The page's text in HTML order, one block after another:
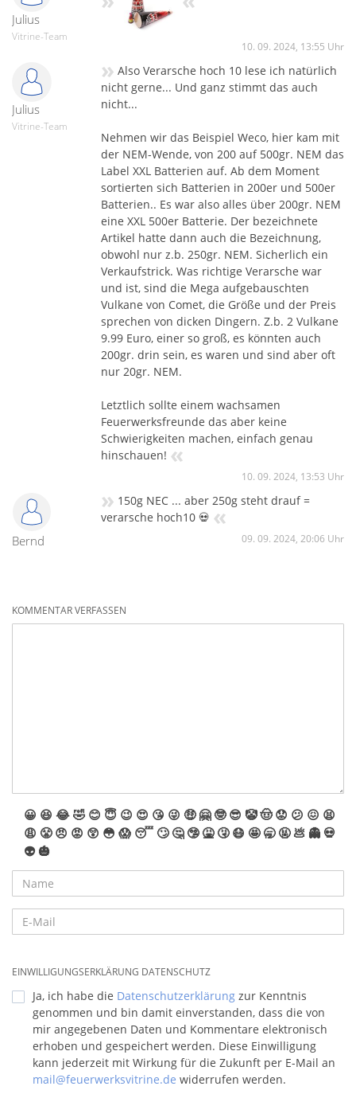
Julius
Vitrine-Team
10. 09. 2024, 13:55 Uhr
Julius
Vitrine-Team
» Also Verarsche hoch 10 lese ich natürlich
nicht gerne... Und ganz stimmt das auch
nicht...
Nehmen wir das Beispiel Weco, hier kam mit
der NEM-Wende, von 200 auf 500gr. NEM das
Label XXL Batterien auf. Ab dem Moment
sortierten sich Batterien in 200er und 500er
Batterien.. Es war also alles über 200gr. NEM
eine XXL 500er Batterie. Der bezeichnete
Artikel hatte dann auch die Bezeichnung,
obwohl nur z.b. 250gr. NEM. Sicherlich ein
Verkaufstrick. Was richtige Verarsche war
und ist, sind die Mega aufgebauschten
Vulkane von Comet, die Größe und der Preis
sprechen von dicken Dingern. Z.b. 2 Vulkane
9.99 Euro, einer so groß, es könnten auch
200gr. drin sein, es waren und sind aber oft
nur 20gr. NEM.
Letztlich sollte einem wachsamen
Feuerwerksfreunde das aber keine
Schwierigkeiten machen, einfach genau
hinschauen! «
10. 09. 2024, 13:53 Uhr
Bernd
» 150g NEC ... aber 250g steht drauf =
verarsche hoch10 💀 «
09. 09. 2024, 20:06 Uhr
KOMMENTAR VERFASSEN
😀 😆 😂🤣 😊 😇 😉 😍 😘 😜 🤑 🤗 🤓 😎 🤡🤠 😟 😕 😖 😫
😩 😤 😠 😡 😲 😳 😱 😴 🙄 🤔 🤥 🤮 🤧 😷 🤩 🥱 🤬 💩 👻 💀
👽 🎃
EINWILLIGUNGSERKLÄRUNG DATENSCHUTZ
Ja, ich habe die Datenschutzerklärung zur Kenntnis
genommen und bin damit einverstanden, dass die von
mir angegebenen Daten und Kommentare elektronisch
erhoben und gespeichert werden. Diese Einwilligung
kann jederzeit mit Wirkung für die Zukunft per E-Mail an
mail@feuerwerksvitrine.de widerrufen werden.